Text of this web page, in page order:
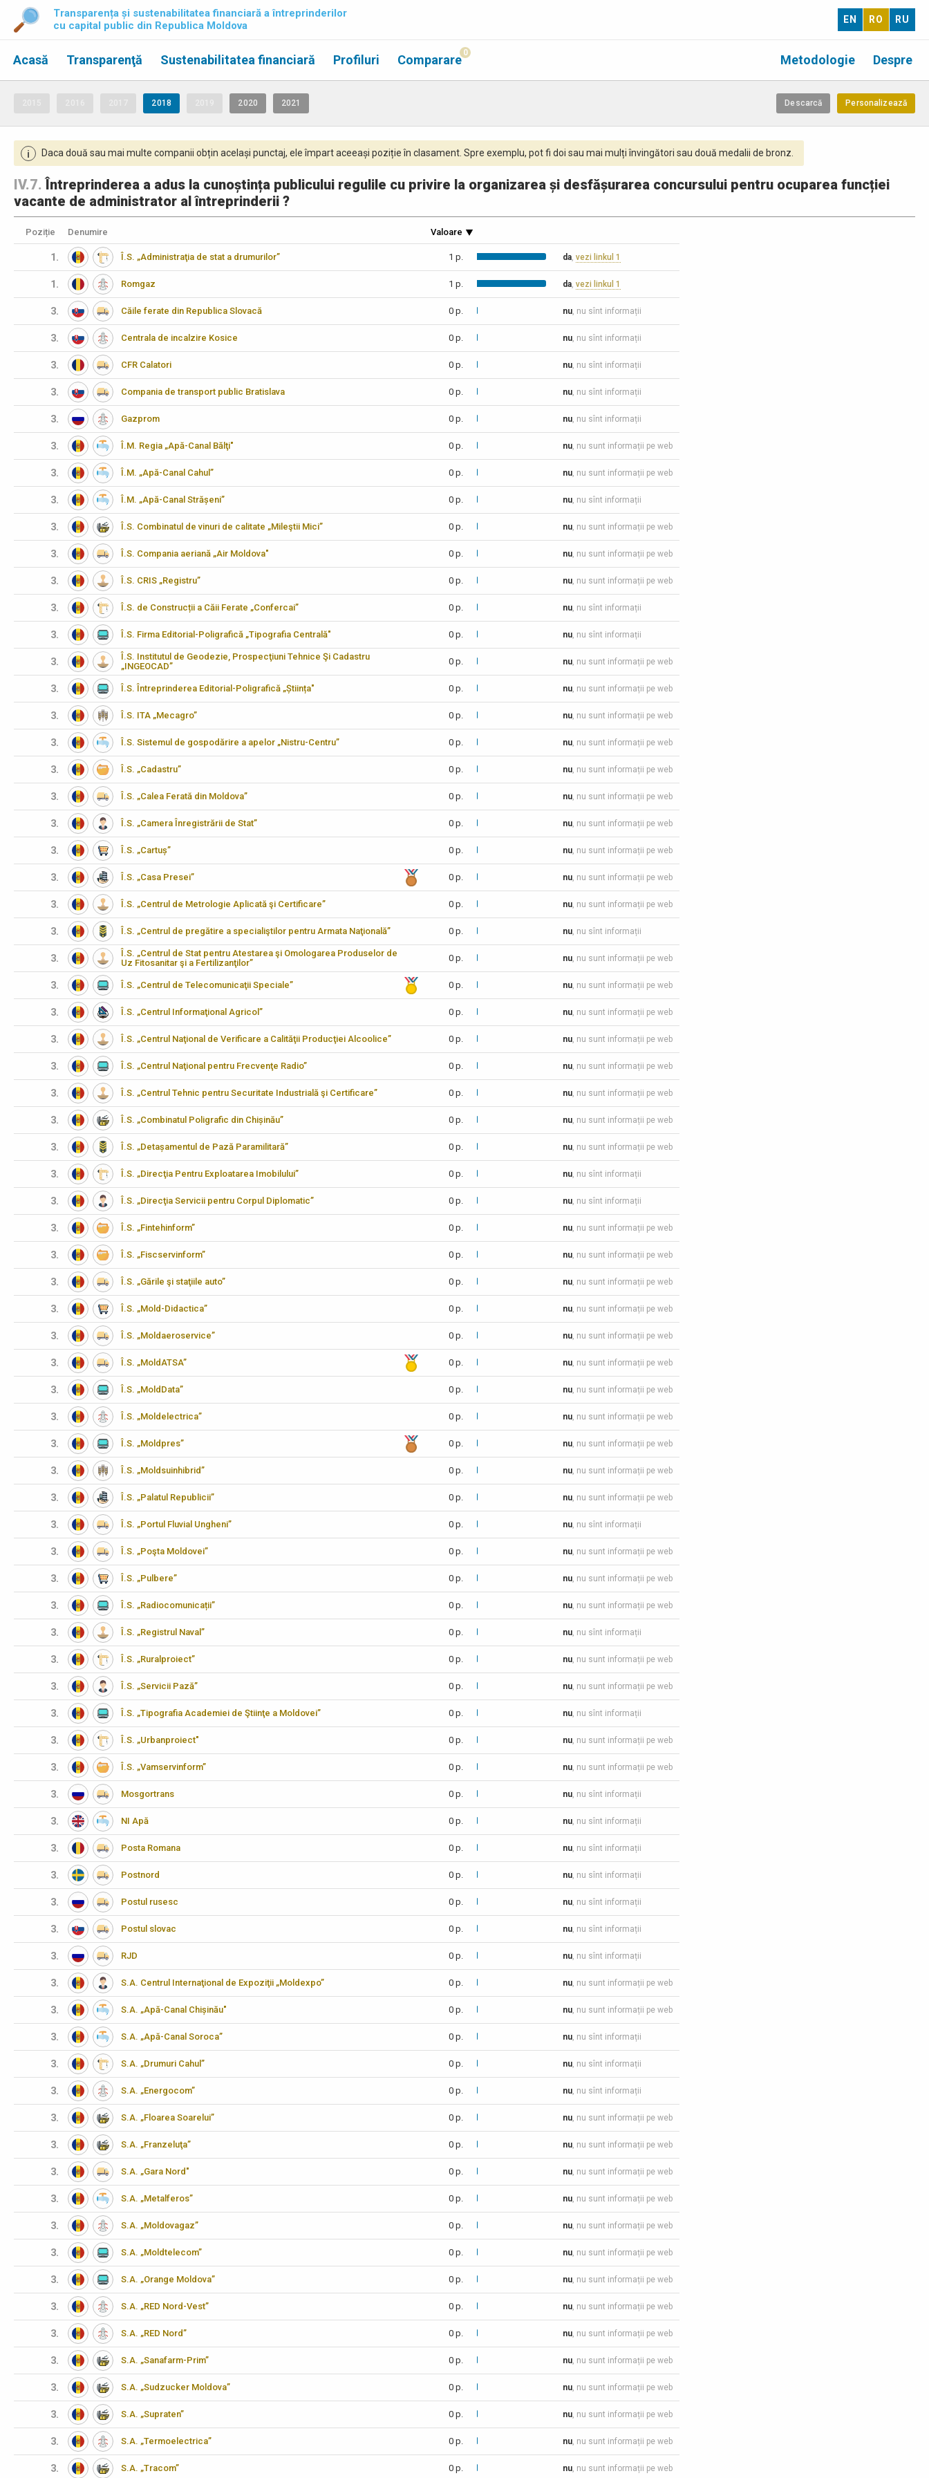
Transparența și sustenabilitatea financiară a întreprinderilor
cu capital public din Republica Moldova
EN RO RU
Acasă Transparenţă Despre
Metodologie
Sustenabilitatea financiară Profiluri Comparare 0
2018 2020 2021 Personalizează
Descarcă
i Daca două sau mai multe companii obțin același punctaj, ele împart aceeași poziție în clasament. Spre exemplu, pot fi doi sau mai mulți învingători sau două medalii de bronz.
IV.7.Întreprinderea a adus la cunoștința publicului regulile cu privire la organizarea și desfășurarea concursului pentru ocuparea funcției
vacante de administrator al întreprinderii ?
Poziție Denumire Valoare
1. Î.S. „Administraţia de stat a drumurilor” 1 p. da, vezi linkul 1
1. Romgaz 1 p. da, vezi linkul 1
3. Căile ferate din Republica Slovacă 0 p. nu, nu sînt informații
3. Centrala de incalzire Kosice 0 p. nu, nu sînt informații
3. CFR Calatori 0 p. nu, nu sînt informații
3. Compania de transport public Bratislava 0 p. nu, nu sînt informații
3. Gazprom 0 p. nu, nu sînt informații
3. Î.M. Regia „Apă-Canal Bălţi" 0 p. nu, nu sunt informații pe web
3. Î.M. „Apă-Canal Cahul” 0 p. nu, nu sunt informații pe web
3. Î.M. „Apă-Canal Strășeni” 0 p. nu, nu sînt informații
3. Î.S. Combinatul de vinuri de calitate „Mileştii Mici” 0 p. nu, nu sunt informații pe web
3. Î.S. Compania aeriană „Air Moldova" 0 p. nu, nu sunt informații pe web
3. Î.S. CRIS „Registru” 0 p. nu, nu sunt informații pe web
3. Î.S. de Construcții a Căii Ferate „Confercai” 0 p. nu, nu sînt informații
3. Î.S. Firma Editorial-Poligrafică „Tipografia Centrală" 0 p. nu, nu sînt informații
3.
Î.S. Institutul de Geodezie, Prospecţiuni Tehnice Şi Cadastru
„INGEOCAD”
0 p. nu, nu sunt informații pe web
3. Î.S. Întreprinderea Editorial-Poligrafică „Știința" 0 p. nu, nu sunt informații pe web
3. Î.S. ITA „Mecagro” 0 p. nu, nu sunt informații pe web
3. Î.S. Sistemul de gospodărire a apelor „Nistru-Centru” 0 p. nu, nu sunt informații pe web
3. Î.S. „Cadastru” 0 p. nu, nu sunt informații pe web
3. Î.S. „Calea Ferată din Moldova” 0 p. nu, nu sunt informații pe web
3. Î.S. „Camera Înregistrării de Stat” 0 p. nu, nu sunt informații pe web
3. Î.S. „Cartuș” 0 p. nu, nu sunt informații pe web
3. Î.S. „Casa Presei” 0 p. nu, nu sunt informații pe web
3. Î.S. „Centrul de Metrologie Aplicată şi Certificare” 0 p. nu, nu sunt informații pe web
3. Î.S. „Centrul de pregătire a specialiştilor pentru Armata Naţională” 0 p. nu, nu sînt informații
3.
Î.S. „Centrul de Stat pentru Atestarea şi Omologarea Produselor de
Uz Fitosanitar şi a Fertilizanţilor”
0 p. nu, nu sunt informații pe web
3. Î.S. „Centrul de Telecomunicaţii Speciale” 0 p. nu, nu sunt informații pe web
3. Î.S. „Centrul Informaţional Agricol” 0 p. nu, nu sunt informații pe web
3. Î.S. „Centrul Naţional de Verificare a Calităţii Producţiei Alcoolice” 0 p. nu, nu sunt informații pe web
3. Î.S. „Centrul Naţional pentru Frecvenţe Radio” 0 p. nu, nu sunt informații pe web
3. Î.S. „Centrul Tehnic pentru Securitate Industrială şi Certificare” 0 p. nu, nu sunt informații pe web
3. Î.S. „Combinatul Poligrafic din Chișinău” 0 p. nu, nu sunt informații pe web
3. Î.S. „Detașamentul de Pază Paramilitară” 0 p. nu, nu sunt informații pe web
3. Î.S. „Direcţia Pentru Exploatarea Imobilului” 0 p. nu, nu sînt informații
3. Î.S. „Direcţia Servicii pentru Corpul Diplomatic” 0 p. nu, nu sînt informații
3. Î.S. „Fintehinform” 0 p. nu, nu sunt informații pe web
3. Î.S. „Fiscservinform” 0 p. nu, nu sunt informații pe web
3. Î.S. „Gările şi staţiile auto” 0 p. nu, nu sunt informații pe web
3. Î.S. „Mold-Didactica” 0 p. nu, nu sunt informații pe web
3. Î.S. „Moldaeroservice” 0 p. nu, nu sunt informații pe web
3. Î.S. „MoldATSA” 0 p. nu, nu sunt informații pe web
3. Î.S. „MoldData” 0 p. nu, nu sunt informații pe web
3. Î.S. „Moldelectrica” 0 p. nu, nu sunt informații pe web
3. Î.S. „Moldpres” 0 p. nu, nu sunt informații pe web
3. Î.S. „Moldsuinhibrid” 0 p. nu, nu sunt informații pe web
3. Î.S. „Palatul Republicii” 0 p. nu, nu sunt informații pe web
3. Î.S. „Portul Fluvial Ungheni” 0 p. nu, nu sînt informații
3. Î.S. „Poşta Moldovei” 0 p. nu, nu sunt informații pe web
3. Î.S. „Pulbere” 0 p. nu, nu sunt informații pe web
3. Î.S. „Radiocomunicații” 0 p. nu, nu sunt informații pe web
3. Î.S. „Registrul Naval” 0 p. nu, nu sînt informații
3. Î.S. „Ruralproiect” 0 p. nu, nu sunt informații pe web
3. Î.S. „Servicii Pază” 0 p. nu, nu sunt informații pe web
3. Î.S. „Tipografia Academiei de Ştiinţe a Moldovei” 0 p. nu, nu sînt informații
3. Î.S. „Urbanproiect" 0 p. nu, nu sunt informații pe web
3. Î.S. „Vamservinform” 0 p. nu, nu sunt informații pe web
3. Mosgortrans 0 p. nu, nu sînt informații
3. NI Apă 0 p. nu, nu sînt informații
3. Posta Romana 0 p. nu, nu sînt informații
3. Postnord 0 p. nu, nu sînt informații
3. Postul rusesc 0 p. nu, nu sînt informații
3. Postul slovac 0 p. nu, nu sînt informații
3. RJD 0 p. nu, nu sînt informații
3. S.A. Centrul Internaţional de Expoziţii „Moldexpo” 0 p. nu, nu sunt informații pe web
3. S.A. „Apă-Canal Chișinău" 0 p. nu, nu sunt informații pe web
3. S.A. „Apă-Canal Soroca” 0 p. nu, nu sînt informații
3. S.A. „Drumuri Cahul” 0 p. nu, nu sînt informații
3. S.A. „Energocom” 0 p. nu, nu sînt informații
3. S.A. „Floarea Soarelui” 0 p. nu, nu sunt informații pe web
3. S.A. „Franzeluţa” 0 p. nu, nu sunt informații pe web
3. S.A. „Gara Nord" 0 p. nu, nu sunt informații pe web
3. S.A. „Metalferos” 0 p. nu, nu sunt informații pe web
3. S.A. „Moldovagaz” 0 p. nu, nu sunt informații pe web
3. S.A. „Moldtelecom” 0 p. nu, nu sunt informații pe web
3. S.A. „Orange Moldova” 0 p. nu, nu sunt informații pe web
3. S.A. „RED Nord-Vest” 0 p. nu, nu sunt informații pe web
3. S.A. „RED Nord” 0 p. nu, nu sunt informații pe web
3. S.A. „Sanafarm-Prim” 0 p. nu, nu sunt informații pe web
3. S.A. „Sudzucker Moldova” 0 p. nu, nu sunt informații pe web
3. S.A. „Supraten” 0 p. nu, nu sunt informații pe web
3. S.A. „Termoelectrica” 0 p. nu, nu sunt informații pe web
3. S.A. „Tracom” 0 p. nu, nu sunt informații pe web